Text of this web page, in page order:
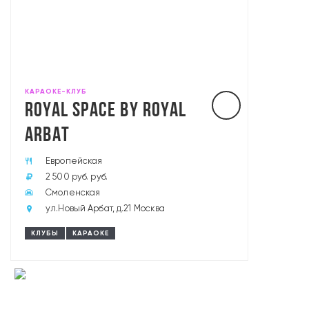
КАРАОКЕ-КЛУБ
ROYAL SPACE BY ROYAL
ARBAT
Европейская
2 500 руб. руб.
Смоленская
ул.Новый Арбат, д.21 Москва
КЛУБЫ КАРАОКЕ